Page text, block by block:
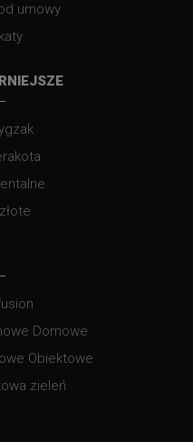
umowy
Domowe
Obiektowe
zieleń